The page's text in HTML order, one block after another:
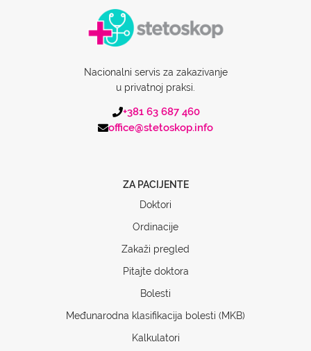
Nacionalni servis za zakazivanje
u privatnoj praksi.
+381 63 687 460
office@stetoskop.info
ZA PACIJENTE
Doktori
Ordinacije
Zakaži pregled
Pitajte doktora
Bolesti
Međunarodna klasifikacija bolesti (MKB)
Kalkulatori